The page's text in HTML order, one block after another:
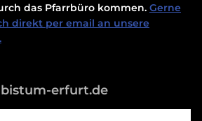
das Pfarrbüro kommen. Gerne
direkt per email an unsere
erfurt.de